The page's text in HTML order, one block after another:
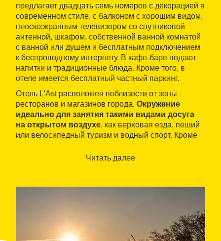
предлагает двадцать семь номеров с декорацией в
современном стиле, с балконом с хорошим видом,
плоскоэкранным телевизором со спутниковой
антенной, шкафом, собственной ванной комнатой
с ванной или душем и бесплатным подключением
к беспроводному интернету. В кафе-баре подают
напитки и традиционные блюда. Кроме того, в
отеле имеется бесплатный частный паркинг.
Отель L'Ast расположен поблизости от зоны
ресторанов и магазинов города. Окружение
идеально для занятия такими видами досуга
на открытом воздухе, как верховая езда, пеший
или велосипедный туризм и водный спорт. Кроме
машине от городка Л'Эскала и пляжей Коста-
Читать далее